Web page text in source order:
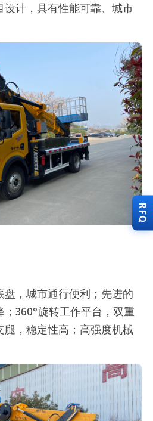
设计，具有性能可靠、城市
，城市通行便利；先进的
360°旋转工作平台，双重
腿，稳定性高；高强度机械
RFQ